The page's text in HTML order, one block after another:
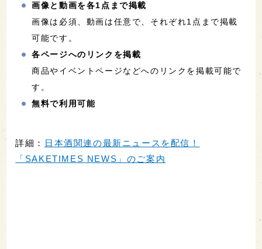
画像と動画を各1点まで掲載
画像は必須、動画は任意で、それぞれ1点まで掲載
可能です。
各ページへのリンクを掲載
商品やイベントページなどへのリンクを掲載可能で
す。
無料で利用可能
詳細：
日本酒関連の最新ニュースを配信！
「SAKETIMES NEWS」のご案内